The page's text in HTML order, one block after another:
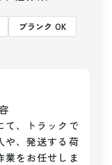
ブランク OK
て、トラックで
や、発送する荷
業をお任せしま